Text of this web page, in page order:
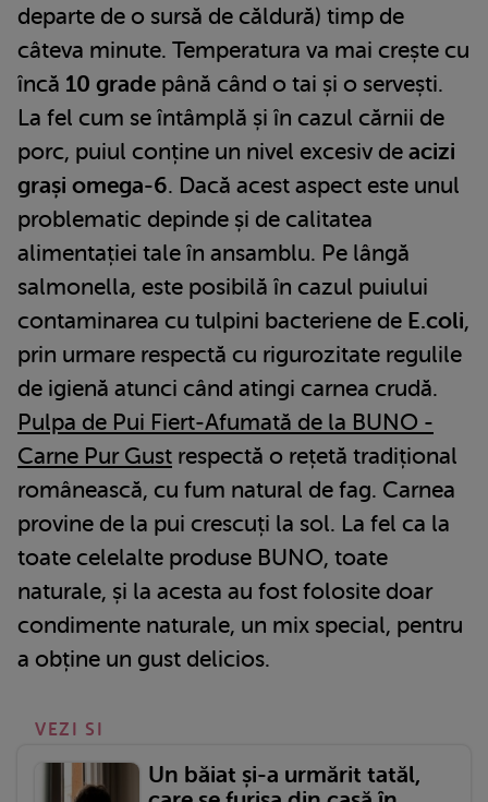
departe de o sursă de căldură) timp de
câteva minute. Temperatura va mai crește cu
încă 10 grade până când o tai și o servești.
La fel cum se întâmplă și în cazul cărnii de
porc, puiul conține un nivel excesiv de acizi
grași omega-6. Dacă acest aspect este unul
problematic depinde și de calitatea
alimentației tale în ansamblu. Pe lângă
salmonella, este posibilă în cazul puiului
contaminarea cu tulpini bacteriene de E.coli,
prin urmare respectă cu rigurozitate regulile
de igienă atunci când atingi carnea crudă.
Pulpa de Pui Fiert-Afumată de la BUNO -
Carne Pur Gust respectă o rețetă tradițional
românească, cu fum natural de fag. Carnea
provine de la pui crescuți la sol. La fel ca la
toate celelalte produse BUNO, toate
naturale, și la acesta au fost folosite doar
condimente naturale, un mix special, pentru
a obține un gust delicios.
VEZI SI
Un băiat și-a urmărit tatăl,